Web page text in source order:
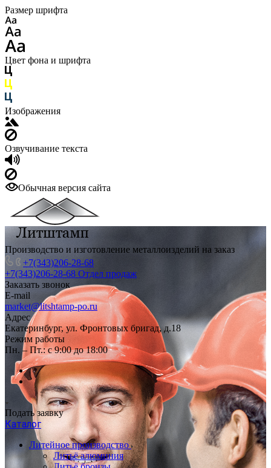
Размер шрифта
Цвет фона и шрифта
Изображения
Озвучивание текста
Обычная версия сайта
Производство и изготовление металлоизделий на заказ
+7(343)206-28-68
+7(343)206-28-68 Отдел продаж
Заказать звонок
E-mail
market@litshtamp-po.ru
Адрес
Екатеринбург, ул. Фронтовых бригад, д.18
Режим работы
Пн. – Пт.: с 9:00 до 18:00
Подать заявку
Каталог
Литейное производство
Литьё алюминия